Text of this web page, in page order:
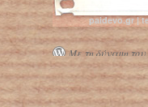
Δάσκαλοι
θλιβερές
οι μαθητές
paidevo.gr |
Με τη δύναμη του